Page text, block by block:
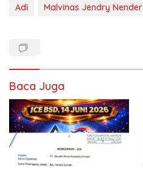
Adi Malvinas Jendry Nender
Baca Juga